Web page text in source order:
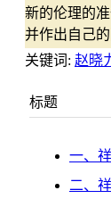
新的伦理的
并作出自己的
关键词: 赵晓
标题
一、
二、